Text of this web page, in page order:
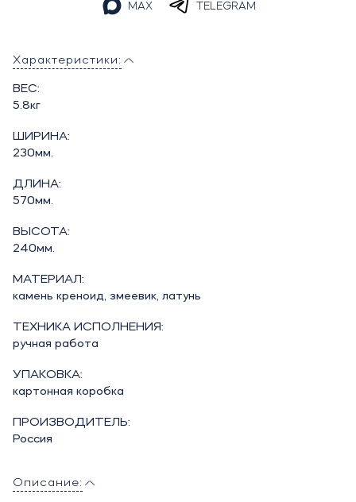
MAX TELEGRAM
Характеристики:
ВЕС:
5.8кг
ШИРИНА:
230мм.
ДЛИНА:
570мм.
ВЫСОТА:
240мм.
МАТЕРИАЛ:
камень креноид, змеевик, латунь
ТЕХНИКА ИСПОЛНЕНИЯ:
ручная работа
УПАКОВКА:
картонная коробка
ПРОИЗВОДИТЕЛЬ:
Россия
Описание: